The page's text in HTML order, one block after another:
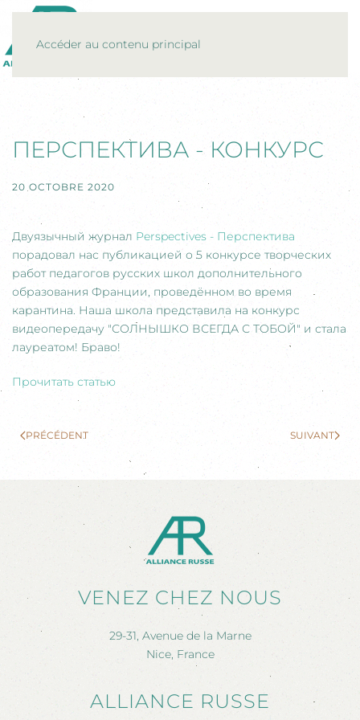
Accéder au contenu principal
ПЕРСПЕКТИВА - КОНКУРС
20 OCTOBRE 2020
Двуязычный журнал Perspectives - Перспектива
порадовал нас публикацией о 5 конкурсе творческих
работ педагогов русских школ дополнительного
образования Франции, проведённом во время
карантина. Наша школа представила на конкурс
видеопередачу "СОЛНЫШКО ВСЕГДА С ТОБОЙ" и стала
лауреатом! Браво!
Прочитать статью
PRÉCÉDENT SUIVANT
VENEZ CHEZ NOUS
29-31, Avenue de la Marne
Nice, France
ALLIANCE RUSSE